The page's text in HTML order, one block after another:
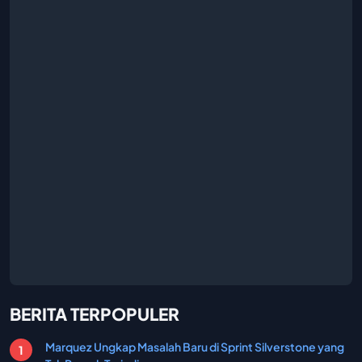
BERITA TERPOPULER
Marquez Ungkap Masalah Baru di Sprint Silverstone yang